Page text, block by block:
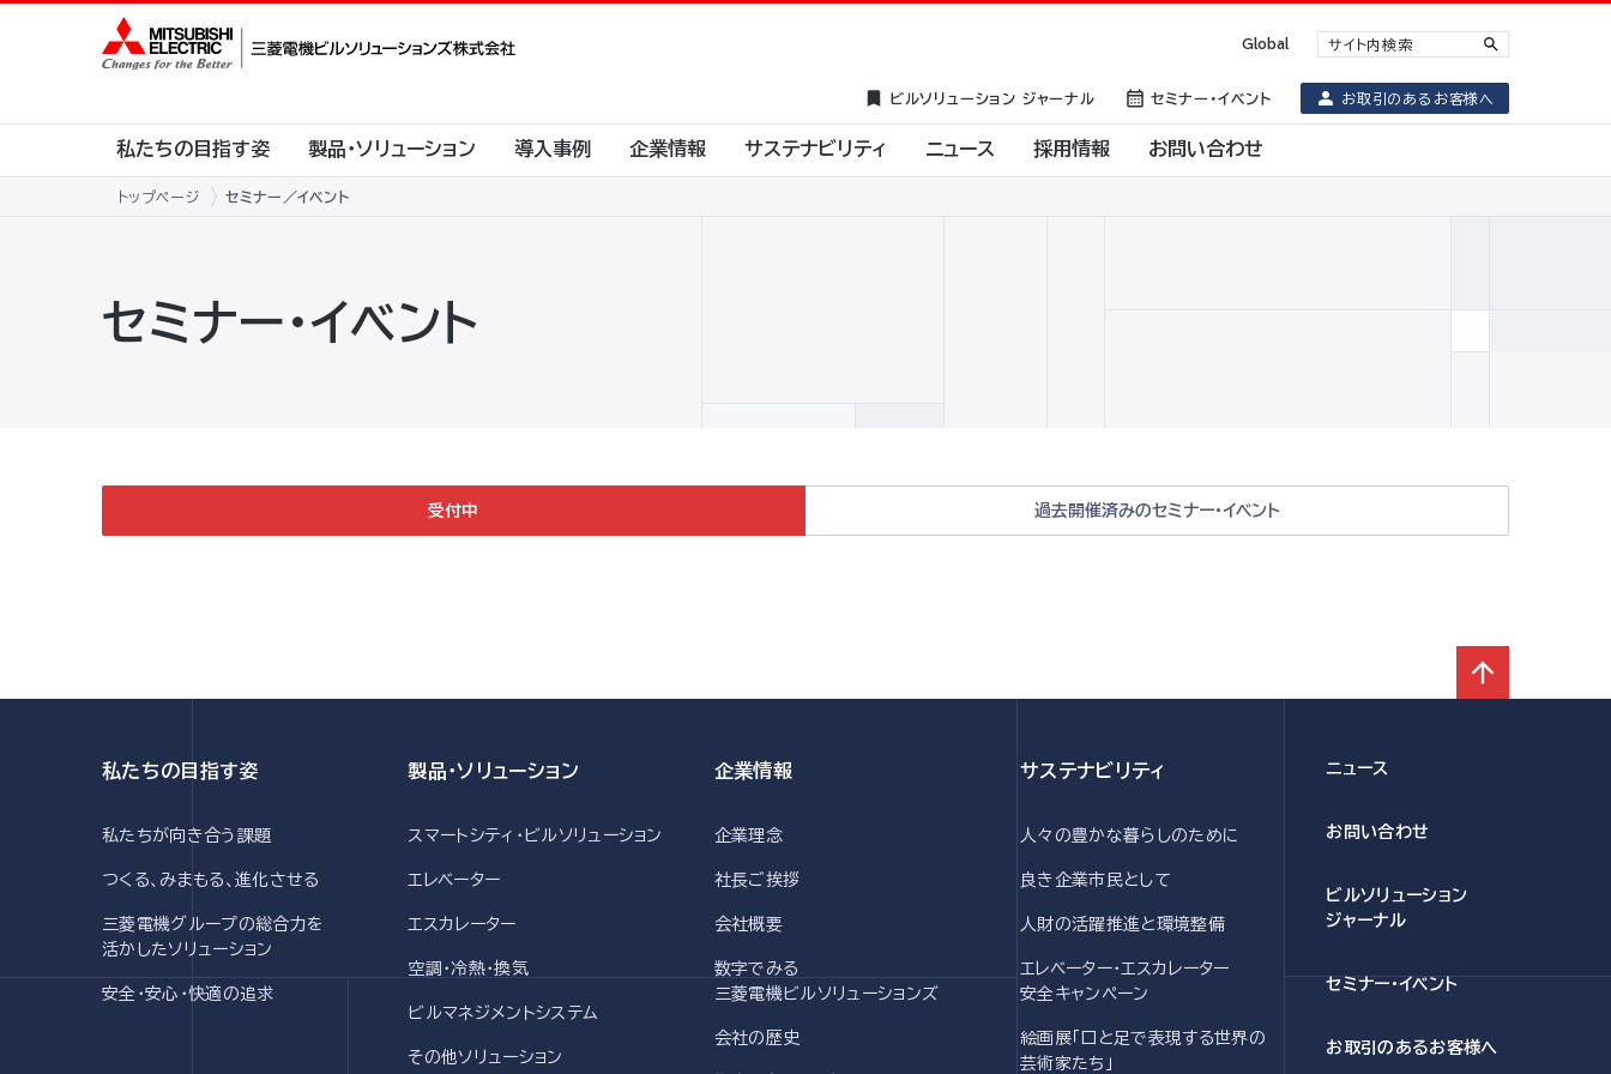
Global
ビルソリューション ジャーナル セミナー・イベント お取引のあるお客様へ
私たちの目指す姿 製品・ソリューション 導入事例 企業情報 サステナビリティ ニュース 採用情報 お問い合わせ
トップページ セミナー／イベント
セミナー・イベント
受付中 過去開催済みのセミナー・イベント
私たちの目指す姿
私たちが向き合う課題
つくる、みまもる、進化させる
三菱電機グループの総合力を
活かしたソリューション
安全・安心・快適の追求
製品・ソリューション
スマートシティ・ ビルソリューション
エレベーター
エスカレーター
空調・冷熱・換気
ビルマネジメントシステム
その他ソリューション
企業情報
企業理念
社長ご挨拶
会社概要
数字でみる
三菱電機ビルソリューションズ
会社の歴史
サステナビリティ
人々の豊かな暮らしのために
良き企業市民として
人財の活躍推進と環境整備
エレベーター・ エスカレーター
安全キャンペーン
絵画展「口と足で表現する世界の
芸術家たち」
ニュース
お問い合わせ
ビルソリューション
ジャーナル
セミナー・イベント
お取引のあるお客様へ